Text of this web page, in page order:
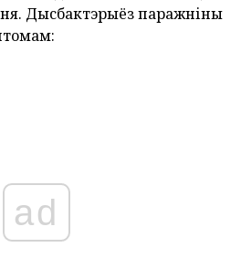
Дысбактэрыёз паражніны
ad